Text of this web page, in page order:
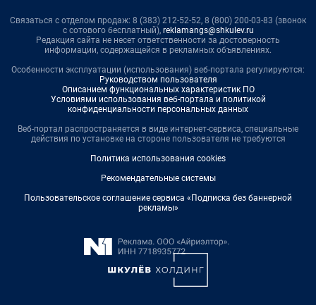
Связаться с отделом продаж: 8 (383) 212-52-52, 8 (800) 200-03-83 (звонок
с сотового бесплатный), reklamangs@shkulev.ru
Редакция сайта не несет ответственности за достоверность
информации, содержащейся в рекламных объявлениях.
Особенности эксплуатации (использования) веб-портала регулируются:
Руководством пользователя
Описанием функциональных характеристик ПО
Условиями использования веб-портала и политикой
конфиденциальности персональных данных
Веб-портал распространяется в виде интернет-сервиса, специальные
действия по установке на стороне пользователя не требуются
Политика использования cookies
Рекомендательные системы
Пользовательское соглашение сервиса «Подписка без баннерной
рекламы»